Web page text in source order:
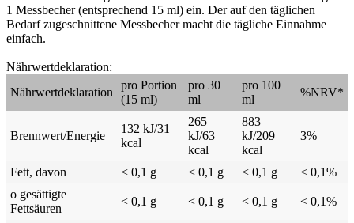
1 Messbecher (entsprechend 15 ml) ein. Der auf den täglichen
Bedarf zugeschnittene Messbecher macht die tägliche Einnahme
einfach.
Nährwertdeklaration:
Nährwertdeklaration
pro Portion
(15 ml)
pro 30
ml
pro 100
ml
%NRV*
Brennwert/Energie
132 kJ/31
kcal
265
kJ/63
kcal
883
kJ/209
kcal
3%
Fett, davon < 0,1 g < 0,1 g < 0,1 g
< 0,1%
o gesättigte
Fettsäuren
< 0,1 g < 0,1 g < 0,1 g < 0,1%